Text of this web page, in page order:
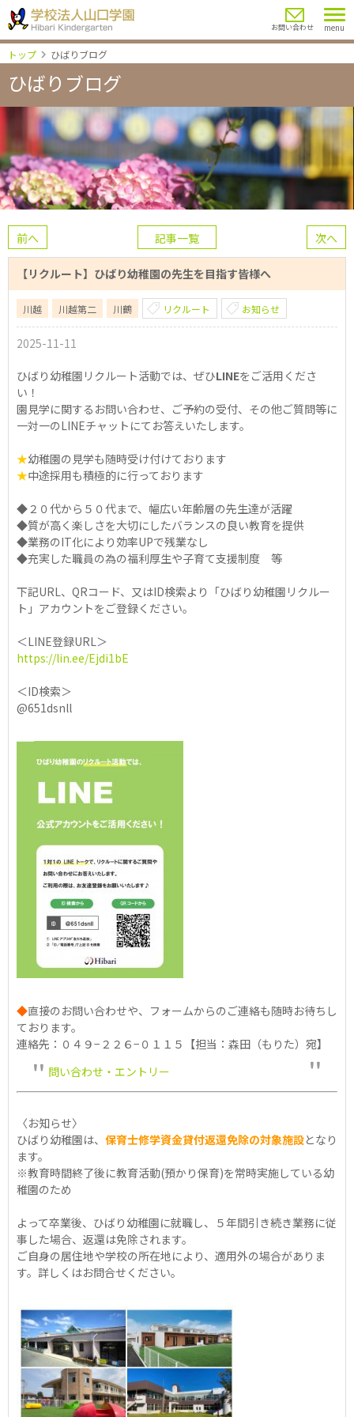
menu
お問い合わせ
トップ ひばりブログ
ひばりブログ
前へ 次へ
記事一覧
【リクルート】ひばり幼稚園の先生を目指す皆様へ
川越 川越第二 川鶴 リクルート お知らせ
2025-11-11
ひばり幼稚園リクルート活動では、ぜひLINEをご活用くださ
い！
園見学に関するお問い合わせ、ご予約の受付、その他ご質問等に
一対一のLINEチャットにてお答えいたします。
★幼稚園の見学も随時受け付けております
★中途採用も積極的に行っております
◆２０代から５０代まで、幅広い年齢層の先生達が活躍
◆質が高く楽しさを大切にしたバランスの良い教育を提供
◆業務のIT化により効率UPで残業なし
◆充実した職員の為の福利厚生や子育て支援制度 等
下記URL、QRコード、又はID検索より「ひばり幼稚園リクルー
ト」アカウントをご登録ください。
＜LINE登録URL＞
https://lin.ee/Ejdi1bE
＜ID検索＞
@651dsnll
◆直接のお問い合わせや、フォームからのご連絡も随時お待ちし
ております。
連絡先：０４９−２２６−０１１５【担当：森田（もりた）宛】
問い合わせ・エントリー
〈お知らせ〉
ひばり幼稚園は、 保育士修学資金貸付返還免除の対象施設となり
ます。
※教育時間終了後に教育活動(預かり保育)を常時実施している幼
稚園のため
よって卒業後、ひばり幼稚園に就職し、５年間引き続き業務に従
事した場合、返還は免除されます。
ご自身の居住地や学校の所在地により、適用外の場合がありま
す。詳しくはお問合せください。